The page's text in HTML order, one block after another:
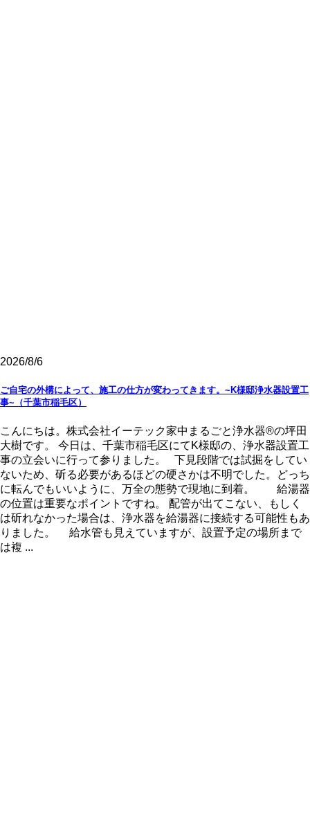
2026/8/6
ご自宅の外構によって、施工の仕方が変わってきます。~K様邸浄水器設置工
事~（千葉市稲毛区）
こんにちは。株式会社イーテック家中まるごと浄水器®の坪田
大樹です。 今日は、千葉市稲毛区にてK様邸の、浄水器設置工
事の立会いに行って参りました。 下見段階では試掘をしてい
ないため、斫る必要があるほどの硬さかは不明でした。どっち
に転んでもいいように、万全の態勢で現地に到着。 給湯器
の位置は重要なポイントですね。 配管が出てこない、もしく
は斫れなかった場合は、浄水器を給湯器に接続する可能性もあ
りました。 給水管も見えていますが、設置予定の場所まで
は複 ...